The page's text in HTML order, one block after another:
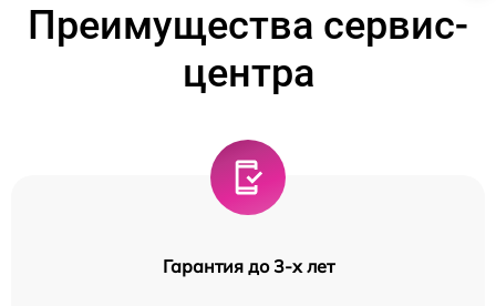
Преимущества сервис-
центра
Гарантия до 3-х лет